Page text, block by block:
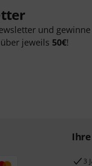
und
über jeweils 50€!
3